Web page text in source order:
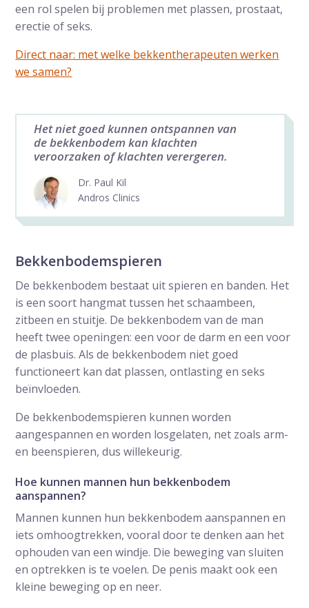
een rol spelen bij problemen met plassen, prostaat,
erectie of seks.
Direct naar: met welke bekkentherapeuten werken
we samen?
Het niet goed kunnen ontspannen van
de bekkenbodem kan klachten
veroorzaken of klachten verergeren.
Dr. Paul Kil
Andros Clinics
Bekkenbodemspieren
De bekkenbodem bestaat uit spieren en banden. Het
is een soort hangmat tussen het schaambeen,
zitbeen en stuitje. De bekkenbodem van de man
heeft twee openingen: een voor de darm en een voor
de plasbuis. Als de bekkenbodem niet goed
functioneert kan dat plassen, ontlasting en seks
beïnvloeden.
De bekkenbodemspieren kunnen worden
aangespannen en worden losgelaten, net zoals arm-
en beenspieren, dus willekeurig.
Hoe kunnen mannen hun bekkenbodem
aanspannen?
Mannen kunnen hun bekkenbodem aanspannen en
iets omhoogtrekken, vooral door te denken aan het
ophouden van een windje. Die beweging van sluiten
en optrekken is te voelen. De penis maakt ook een
kleine beweging op en neer.